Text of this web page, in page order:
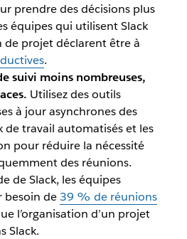
prendre des décisions plus
équipes qui utilisent Slack
de projet déclarent être à
.
suivi moins nombreuses,
Utilisez des outils
à jour asynchrones des
de travail automatisés et les
pour réduire la nécessité
des réunions.
de Slack, les équipes
besoin de39 % de réunions
l’organisation d’un projet
Slack.